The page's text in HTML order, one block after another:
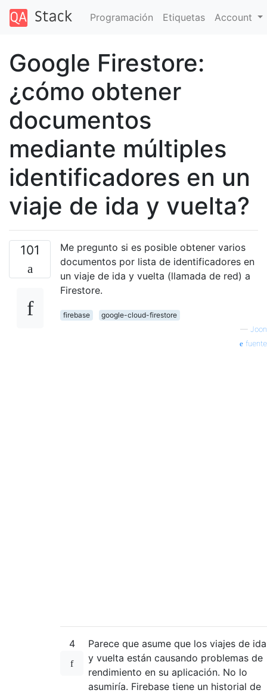
Programación Etiquetas Account
Google Firestore:
¿cómo obtener
documentos
mediante múltiples
identificadores en un
viaje de ida y vuelta?
101
Me pregunto si es posible obtener varios
documentos por lista de identificadores en
un viaje de ida y vuelta (llamada de red) a
Firestore.
firebase
google-cloud-firestore
— Joon
fuente
4
Parece que asume que los viajes de ida
y vuelta están causando problemas de
rendimiento en su aplicación. No lo
asumiría. Firebase tiene un historial de